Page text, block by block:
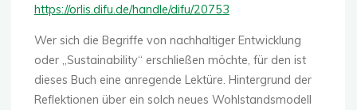
https://orlis.difu.de/handle/difu/20753
Wer sich die Begriffe von nachhaltiger Entwicklung
oder „Sustainability“ erschließen möchte, für den ist
dieses Buch eine anregende Lektüre. Hintergrund der
Reflektionen über ein solch neues Wohlstandsmodell